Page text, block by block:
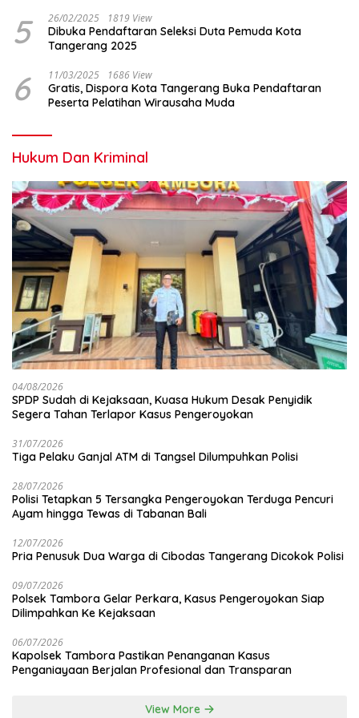
5 26/02/2025 1819 View
Dibuka Pendaftaran Seleksi Duta Pemuda Kota
Tangerang 2025
6 11/03/2025 1686 View
Gratis, Dispora Kota Tangerang Buka Pendaftaran
Peserta Pelatihan Wirausaha Muda
Hukum Dan Kriminal
04/08/2026
SPDP Sudah di Kejaksaan, Kuasa Hukum Desak Penyidik
Segera Tahan Terlapor Kasus Pengeroyokan
31/07/2026
Tiga Pelaku Ganjal ATM di Tangsel Dilumpuhkan Polisi
28/07/2026
Polisi Tetapkan 5 Tersangka Pengeroyokan Terduga Pencuri
Ayam hingga Tewas di Tabanan Bali
12/07/2026
Pria Penusuk Dua Warga di Cibodas Tangerang Dicokok Polisi
09/07/2026
Polsek Tambora Gelar Perkara, Kasus Pengeroyokan Siap
Dilimpahkan Ke Kejaksaan
06/07/2026
Kapolsek Tambora Pastikan Penanganan Kasus
Penganiayaan Berjalan Profesional dan Transparan
View More